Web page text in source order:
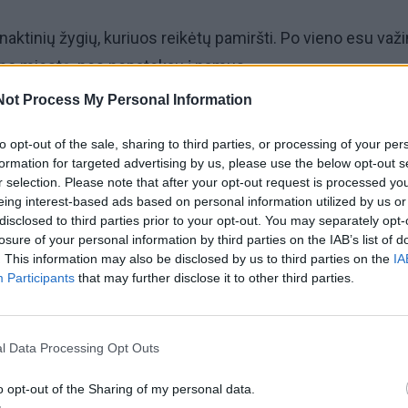
Process My Personal Information
opt-out of the sale, sharing to third parties, or processing of your
for targeted advertising by us, please use the below opt-out
selection. Please note that after your opt-out request is processed
interest-based ads based on personal information utilized by us
to third parties prior to your opt-out. You may separately
of your personal information by third parties on the IAB’s list of
This information may also be disclosed by us to third parties on the
Participants that may further disclose it to other third parties.
Data Processing Opt Outs
opt-out of the Sharing of my personal data.
žygių, kuriuos reikėtų pamiršti. Po vieno esu
miestą, nes nepatekau į namus.
nereikėdavo įdėti pastangų. Palikdavo savo telefoną.
darbą. Po to atsikeldavome kur nors Kalnų parke ant
moteryse?